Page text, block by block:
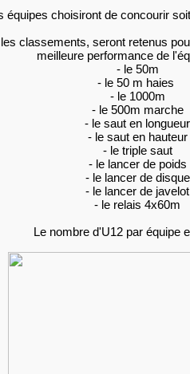
équipes choisiront de concourir
classements, seront retenus
meilleure performance de
- le 50m
- le 50 m haies
- le 1000m
- le 500m marche
- le saut en longueur
- le saut en hauteur
- le triple saut
- le lancer de poids
- le lancer de disque
- le lancer de javelot
- le relais 4x60m
Le nombre d'U12 par équipe